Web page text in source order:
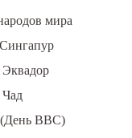
мира
Чад
(День ВВС)